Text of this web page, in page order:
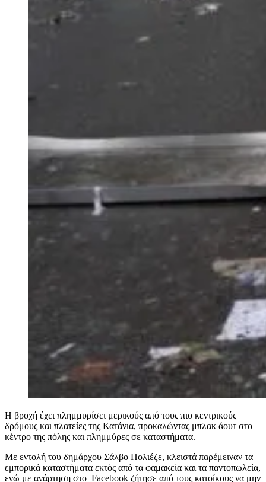
Η βροχή έχει πλημμυρίσει μερικούς από τους πιο κεντρικούς
δρόμους και πλατείες της Κατάνια, προκαλώντας μπλακ άουτ στο
κέντρο της πόλης και πλημμύρες σε καταστήματα.
Με εντολή του δημάρχου Σάλβο Πολιέζε, κλειστά παρέμειναν τα
εμπορικά καταστήματα εκτός από τα φαμακεία και τα παντοπωλεία,
ενώ με ανάρτηση στο Facebook ζήτησε από τους κατοίκους να μην